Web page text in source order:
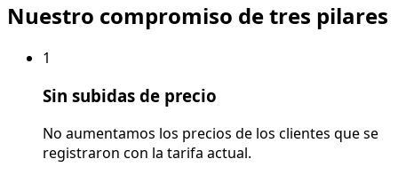
Nuestro compromiso de tres pilares
1
Sin subidas de precio
No aumentamos los precios de los clientes que se
registraron con la tarifa actual.